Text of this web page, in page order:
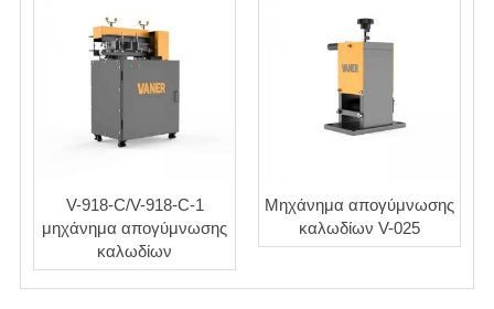
V-918-C/V-918-C-1
μηχάνημα απογύμνωσης
καλωδίων
Μηχάνημα απογύμνωσης
καλωδίων V-025